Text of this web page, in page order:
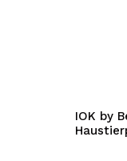
IOK by